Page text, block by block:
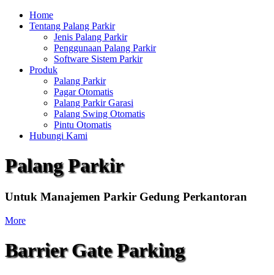
Home
Tentang Palang Parkir
Jenis Palang Parkir
Penggunaan Palang Parkir
Software Sistem Parkir
Produk
Palang Parkir
Pagar Otomatis
Palang Parkir Garasi
Palang Swing Otomatis
Pintu Otomatis
Hubungi Kami
Palang Parkir
Untuk Manajemen Parkir Gedung Perkantoran
More
Barrier Gate Parking